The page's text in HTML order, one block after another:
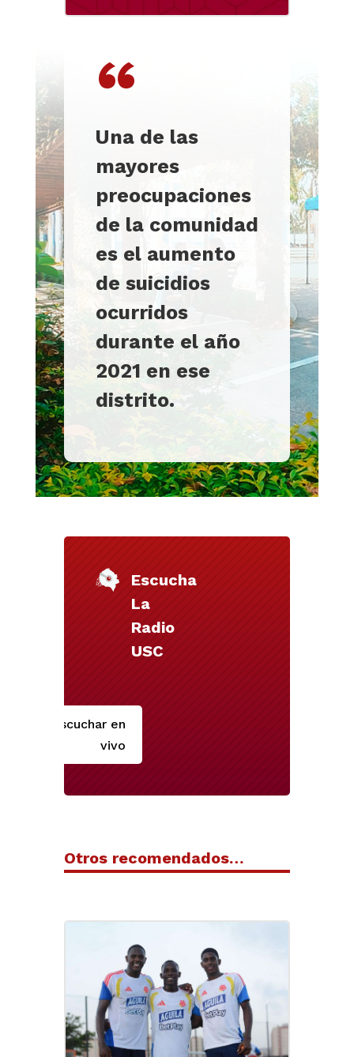
“
Una de las
mayores
preocupaciones
de la comunidad
es el aumento
de suicidios
ocurridos
durante el año
2021 en ese
distrito.
Escucha
La
Radio
USC
Escuchar en
vivo
Otros recomendados…